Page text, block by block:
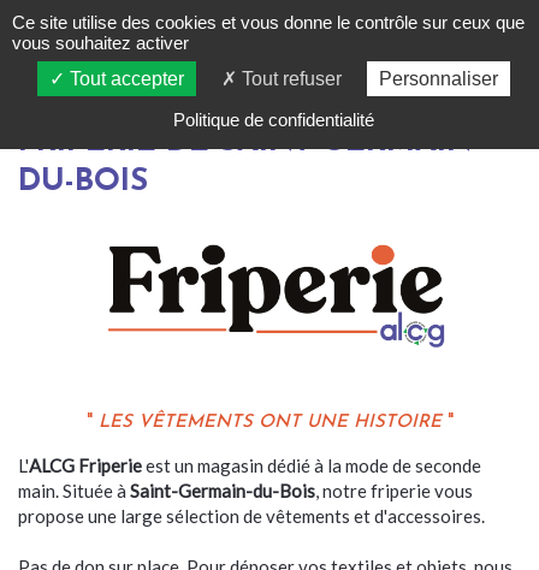
FRIPERIE DE SAINT-GERMAIN-
DU-BOIS
" LES VÊTEMENTS ONT UNE HISTOIRE"
L'ALCG Friperieest un magasin dédié à la mode de seconde
main. Située à Saint-Germain-du-Bois, notre friperie vous
propose une large sélection de vêtements et d'accessoires.
Ce site utilise des cookies et vous donne le contrôle sur ceux que
vous souhaitez activer
Tout accepter
Tout refuser
Personnaliser
Politique de confidentialité